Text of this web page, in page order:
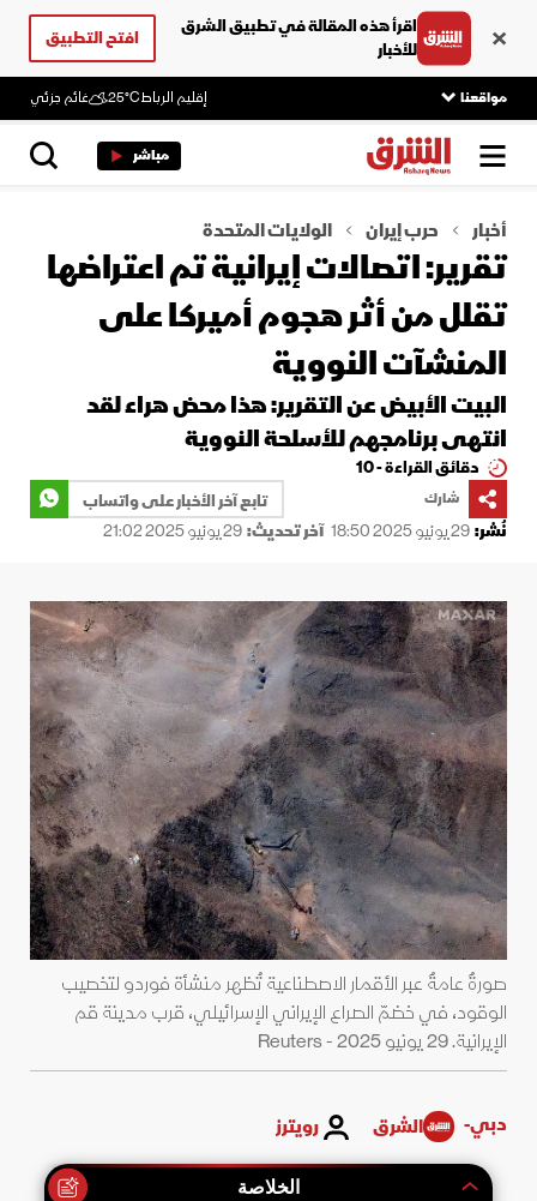
اقرأ هذه المقالة في تطبيق الشرق
للأخبار
افتح التطبيق
مواقعنا إقليم الرباط25°C غائم جزئي
مباشر
أخبار حرب إيران الولايات المتحدة
تقرير: اتصالات إيرانية تم اعتراضها
تقلل من أثر هجوم أميركا على
المنشآت النووية
البيت الأبيض عن التقرير: هذا محض هراء لقد
انتهى برنامجهم للأسلحة النووية
دقائق القراءة - 10
شارك
تابع آخر الأخبار على واتساب
نُشر:29 يونيو 2025 18:50 آخر تحديث:29 يونيو 2025 21:02
صورةٌ عامةٌ عبر الأقمار الاصطناعية تُظهر منشأة فوردو لتخصيب
الوقود، في خضمّ الصراع الإيراني الإسرائيلي، قرب مدينة قم
الإيرانية. 29 يونيو 2025 - Reuters
دبي- الشرق رويترز
الخلاصة